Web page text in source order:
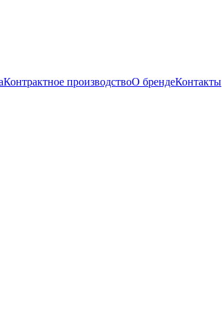
Контрактное производствоО брендеКонтакты